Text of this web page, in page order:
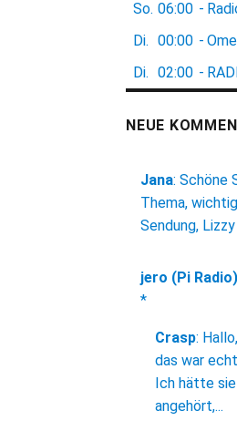
So. 06:00 -
Di. 00:00 -
Di. 02:00 -
NEUE
Jana: Schöne
Thema,
Sendung,
jero (Pi Radio)
*
Crasp:
das war
Ich hätte
angehört,...